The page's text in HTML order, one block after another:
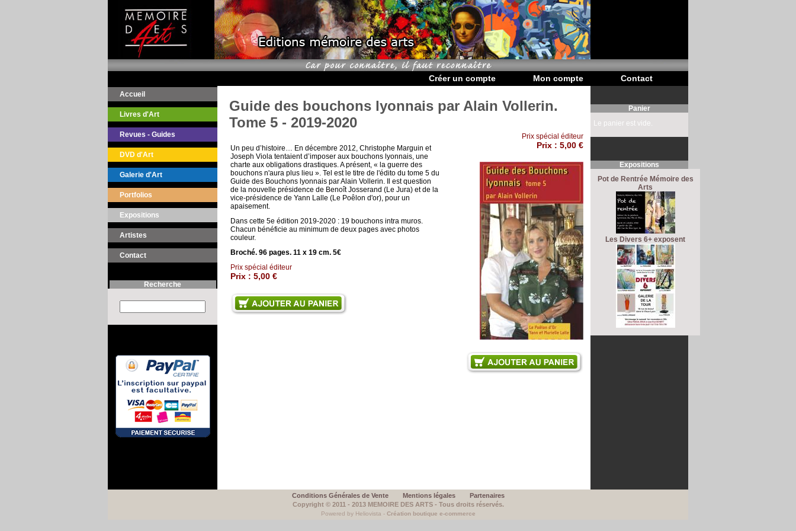
Créer un compte Mon compte Contact
Accueil
Livres d'Art
Revues - Guides
DVD d'Art
Galerie d'Art
Portfolios
Expositions
Artistes
Contact
Recherche
Guide des bouchons lyonnais par Alain Vollerin.
Tome 5 - 2019-2020
Un peu d’histoire… En décembre 2012, Christophe Marguin et
Joseph Viola tentaient d’imposer aux bouchons lyonnais, une
charte aux obligations drastiques. A présent, « la guerre des
bouchons n'aura plus lieu ». Tel est le titre de l'édito du tome 5 du
Guide des Bouchons lyonnais par Alain Vollerin. Il est question
de la nouvelle présidence de Benoît Josserand (Le Jura) et de la
vice-présidence de Yann Lalle (Le Poêlon d'or), pour un
apaisement.
Dans cette 5e édition 2019-2020 : 19 bouchons intra muros.
Chacun bénéficie au minimum de deux pages avec photos
couleur.
Broché. 96 pages. 11 x 19 cm. 5€
Prix spécial éditeur
Prix : 5,00 €
Prix spécial éditeur
Prix : 5,00 €
Panier
Le panier est vide.
Expositions
Pot de Rentrée Mémoire des
Arts
Les Divers 6+ exposent
Conditions Générales de Vente Mentions légales
Partenaires
Copyright © 2011 - 2013 MEMOIRE DES ARTS - Tous droits réservés.
Powered by Heliovista - Création boutique e-commerce